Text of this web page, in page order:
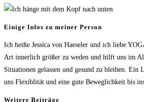
Einige Infos zu meiner Person
Ich heiße Jessica von Haeseler und ich liebe
Art innerlich größer zu weden und hilft uns im
Situationen gelassen und gesund zu bleiben. Ein
uns Flexiblität und eine gute Beweglichkeit bis
Weitere Beiträge